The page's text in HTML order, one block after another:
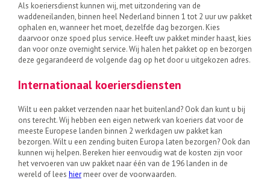
Als koeriersdienst kunnen wij, met uitzondering van de
waddeneilanden, binnen heel Nederland binnen 1 tot 2 uur uw pakket
ophalen en, wanneer het moet, dezelfde dag bezorgen. Kies
daarvoor onze spoed plus service. Heeft uw pakket minder haast, kies
dan voor onze overnight service. Wij halen het pakket op en bezorgen
deze gegarandeerd de volgende dag op het door u uitgekozen adres.
Internationaal koeriersdiensten
Wilt u een pakket verzenden naar het buitenland? Ook dan kunt u bij
ons terecht. Wij hebben een eigen netwerk van koeriers dat voor de
meeste Europese landen binnen 2 werkdagen uw pakket kan
bezorgen. Wilt u een zending buiten Europa laten bezorgen? Ook dan
kunnen wij helpen. Bereken hier eenvoudig wat de kosten zijn voor
het vervoeren van uw pakket naar één van de 196 landen in de
wereld of lees hier meer over de voorwaarden.